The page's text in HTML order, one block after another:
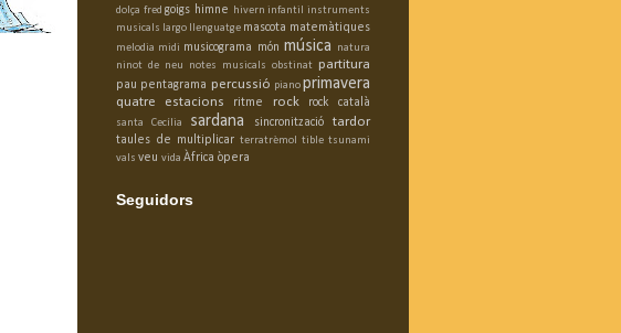
dolça fred goigs himne hivern infantil
instruments
musicals largo llenguatge mascota matemàtiques
melodia midi musicograma món música
natura
ninot de neu
notes musicals obstinat partitura
pau pentagrama percussió piano primavera
quatre estacions ritme rock rock català
santa Cecília sardana sincronització tardor
taules de multiplicar terratrèmol tible tsunami
vals veu vida Àfrica òpera
Seguidors